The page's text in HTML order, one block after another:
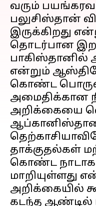
வரும்
பலுசிஸ்தான்
இருக்கிறது
தொடர்பான
பாகிஸ்தானில்
என்றும்
கொண்ட
அமைதிக்கான
அறிக்கையை
தாக்குதல்கள்
கொண்ட நாடாக
மாறியுள்ளது
அறிக்கையில்
கடந்த ஆண்டில்